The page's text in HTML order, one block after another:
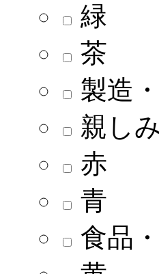
緑
茶
製造
親し
赤
青
食品